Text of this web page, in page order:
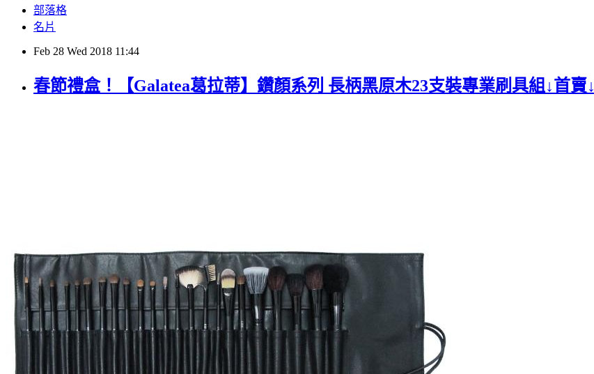
部落格
名片
Feb 28 Wed 2018 11:44
春節禮盒！【Galatea葛拉蒂】鑽顏系列 長柄黑原木23支裝專業刷具組↓首賣↓